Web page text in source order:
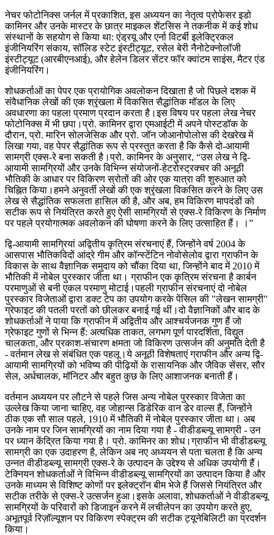
नेचर फोटोनिक्स जर्नल में प्रकाशित, इस अध्ययन का नेतृत्व प्रोफेसर इडो
कामिनर और उनके मास्टर के छात्र माइकल शेंटसिस ने तकनीक में कई शोध
संस्थानों के सहयोग से किया था: एंड्रयू और एर्ना विटर्बी इलेक्ट्रिकल
इंजीनियरिंग संकाय, सॉलिड स्टेट इंस्टीट्यूट, रसेल बेरी नैनोटेक्नोलॉजी
इंस्टीट्यूट (आरबीएनआई), और हेलेन डिलर सेंटर फॉर क्वांटम साइंस, मैटर एंड
इंजीनियरिंग।
शोधकर्ताओं का पेपर एक प्रायोगिक अवलोकन दिखाता है जो पिछले दशक में
संवैधानिक लेखों की एक श्रृंखला में विकसित सैद्धांतिक मॉडल के लिए
अवधारणा का पहला प्रमाण प्रदान करता है।इस विषय पर पहला लेख नेचर
फोटोनिक्स में भी छपा।प्रो. कामिनर द्वारा एमआईटी में अपने पोस्टडॉक के
दौरान, प्रो. मारिन सोलजेसिक और प्रो. जॉन जोआनोपोलोस की देखरेख में
लिखा गया, वह पेपर सैद्धांतिक रूप से प्रस्तुत करता है कि कैसे दो-आयामी
सामग्री एक्स-रे बना सकती है।प्रो. कामिनर के अनुसार, “उस लेख ने द्वि-
आयामी सामग्रियों और उनके विभिन्न संयोजनों-हेटरोस्ट्रक्चर की अनूठी
भौतिकी के आधार पर विकिरण स्रोतों की ओर एक यात्रा की शुरुआत को
चिह्नित किया।हमने अनुवर्ती लेखों की एक श्रृंखला विकसित करने के लिए उस
लेख से सैद्धांतिक सफलता हासिल की है, और अब, हम विकिरण मापदंडों को
सटीक रूप से नियंत्रित करते हुए ऐसी सामग्रियों से एक्स-रे विकिरण के निर्माण
पर पहले प्रयोगात्मक अवलोकन की घोषणा करने के लिए उत्साहित हैं। ।”
द्वि-आयामी सामग्रियां अद्वितीय कृत्रिम संरचनाएं हैं, जिन्होंने वर्ष 2004 के
आसपास भौतिकविदों आंद्रे गीम और कॉन्स्टेंटिन नोवोसेलोव द्वारा ग्राफीन के
विकास के साथ वैज्ञानिक समुदाय को चौंका दिया था, जिन्होंने बाद में 2010 में
भौतिकी में नोबेल पुरस्कार जीता था। ग्राफीन एक कृत्रिम संरचना है कार्बन
परमाणुओं से बनी एकल परमाणु मोटाई।पहली ग्राफीन संरचनाएं दो नोबेल
पुरस्कार विजेताओं द्वारा डक्ट टेप का उपयोग करके पेंसिल की "लेखन सामग्री"
ग्रेफाइट की पतली परतों को छीलकर बनाई गई थीं।दो वैज्ञानिकों और बाद के
शोधकर्ताओं ने पाया कि ग्राफीन में अद्वितीय और आश्चर्यजनक गुण हैं जो
ग्रेफाइट गुणों से भिन्न हैं: अत्यधिक ताकत, लगभग पूर्ण पारदर्शिता, विद्युत
चालकता, और प्रकाश-संचारण क्षमता जो विकिरण उत्सर्जन की अनुमति देती है
- वर्तमान लेख से संबंधित एक पहलू।ये अनूठी विशेषताएं ग्राफीन और अन्य द्वि-
आयामी सामग्रियों को भविष्य की पीढ़ियों के रासायनिक और जैविक सेंसर, सौर
सेल, अर्धचालक, मॉनिटर और बहुत कुछ के लिए आशाजनक बनाती हैं।
वर्तमान अध्ययन पर लौटने से पहले जिस अन्य नोबेल पुरस्कार विजेता का
उल्लेख किया जाना चाहिए, वह जोहान्स डिडेरिक वान डेर वाल्स हैं, जिन्होंने
ठीक एक सौ साल पहले, 1910 में भौतिकी में नोबेल पुरस्कार जीता था। अब
उनके नाम पर जिन सामग्रियों का नाम दिया गया है - वीडीडब्ल्यू सामग्री - उन
पर ध्यान केंद्रित किया गया है। प्रो. कामिनर का शोध।ग्राफीन भी वीडीडब्ल्यू
सामग्री का एक उदाहरण है, लेकिन अब नए अध्ययन से पता चलता है कि अन्य
उन्नत वीडीडब्ल्यू सामग्री एक्स-रे के उत्पादन के उद्देश्य से अधिक उपयोगी हैं।
टेक्नियन शोधकर्ताओं ने विभिन्न वीडीडब्ल्यू सामग्रियों का उत्पादन किया है और
उनके माध्यम से विशिष्ट कोणों पर इलेक्ट्रॉन बीम भेजे हैं जिससे नियंत्रित और
सटीक तरीके से एक्स-रे उत्सर्जन हुआ।इसके अलावा, शोधकर्ताओं ने वीडीडब्ल्यू
सामग्रियों के परिवारों को डिजाइन करने में लचीलेपन का उपयोग करते हुए,
अभूतपूर्व रिज़ॉल्यूशन पर विकिरण स्पेक्ट्रम की सटीक ट्यूनेबिलिटी का प्रदर्शन
किया।